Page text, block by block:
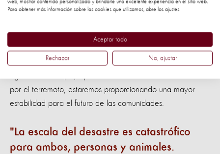
más necesitados", comentó Mike Baker, Director Eejecutivo
Nepal es uno de los países más pobres de Asia, donde
muchas familias viven de manera humilde y de la
por el terremoto, estaremos proporcionando una mayor
estabilidad para el futuro de las comunidades.
La escala del desastre es catastrófico
para ambos, personas y animales.
web, mostrar contenido personalizado y brindarle una excelente experiencia en el sitio web.
Para obtener más información sobre las cookies que utilizamos, abre los ajustes.
Aceptar todo
Rechazar No, ajustar